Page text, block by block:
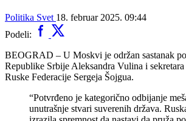
Politika Svet 18. februar 2025. 09:44
Podeli:
BEOGRAD – U Moskvi je održan sastanak
Republike Srbije Aleksandra Vulina i sekretara
Ruske Federacije Sergeja Šojgua.
“Potvrđeno je kategorično odbijanje
unutrašnje stvari suverenih država.